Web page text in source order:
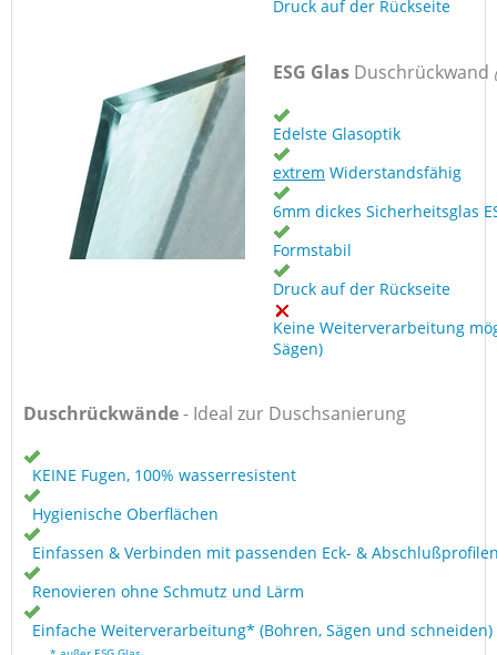
Druck auf der Rückseite
ESG Glas Duschrückwand
Edelste Glasoptik
extrem Widerstandsfähig
6mm dickes Sicherheitsglas
Formstabil
Druck auf der Rückseite
Keine Weiterverarbeitung
Sägen)
Duschrückwände- Ideal zur Duschsanierung
KEINE Fugen, 100% wasserresistent
Hygienische Oberflächen
Einfassen & Verbinden mit passenden Eck- &
Renovieren ohne Schmutz und Lärm
Einfache Weiterverarbeitung* (Bohren, Sägen und schneiden)